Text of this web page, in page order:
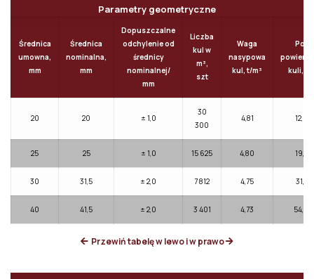
Parametry geometryczne
Średnica
umowna,
mm
Średnica
nominalna,
mm
Dopuszczalne
odchylenie od
średnicy
nominalnej/
mm
Liczba
kul w
m³,
szt
Waga
nasypowa
kul, t/m³
Pole
kuli,
20 20 ± 1,0
30
300
4,81 12,56
25 25 ± 1,0 15 625 4,80 19,52
30 31,5 ± 2,0 7 812 4,75 31,15
40 41,5 ± 2,0 3 401 4,73 54,00
Przewiń tabelę w lewo i w prawo